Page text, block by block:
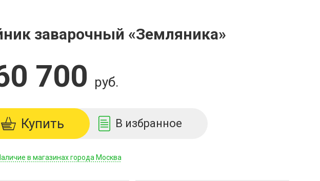
заварочный «Земляника»
700 руб.
Купить В избранное
в магазинах города Москва